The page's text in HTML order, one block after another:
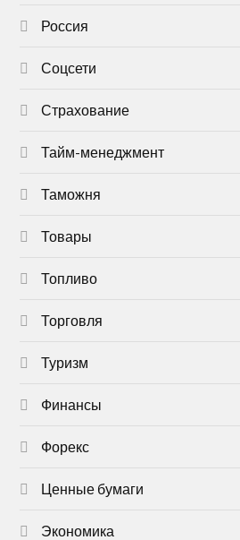
Россия
Соцсети
Страхование
Тайм-менеджмент
Таможня
Товары
Топливо
Торговля
Туризм
Финансы
Форекс
Ценные бумаги
Экономика